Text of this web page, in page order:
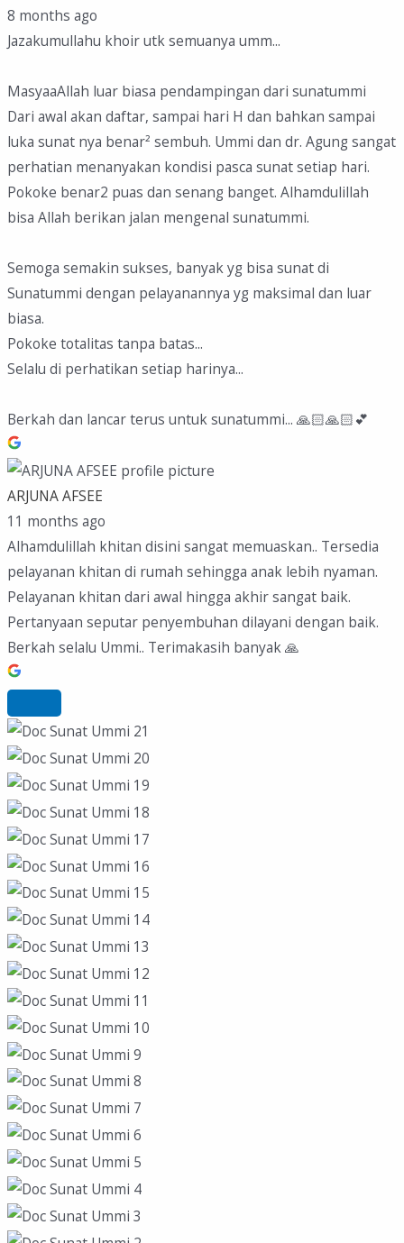
8 months ago
Jazakumullahu khoir utk semuanya umm...
MasyaaAllah luar biasa pendampingan dari sunatummi
Dari awal akan daftar, sampai hari H dan bahkan sampai
luka sunat nya benar² sembuh. Ummi dan dr. Agung sangat
perhatian menanyakan kondisi pasca sunat setiap hari.
Pokoke benar2 puas dan senang banget. Alhamdulillah
bisa Allah berikan jalan mengenal sunatummi.
Semoga semakin sukses, banyak yg bisa sunat di
Sunatummi dengan pelayanannya yg maksimal dan luar
biasa.
Pokoke totalitas tanpa batas...
Selalu di perhatikan setiap harinya...
Berkah dan lancar terus untuk sunatummi... 🙏🏻🙏🏻💕
ARJUNA AFSEE
11 months ago
Alhamdulillah khitan disini sangat memuaskan.. Tersedia
pelayanan khitan di rumah sehingga anak lebih nyaman.
Pelayanan khitan dari awal hingga akhir sangat baik.
Pertanyaan seputar penyembuhan dilayani dengan baik.
Berkah selalu Ummi.. Terimakasih banyak 🙏